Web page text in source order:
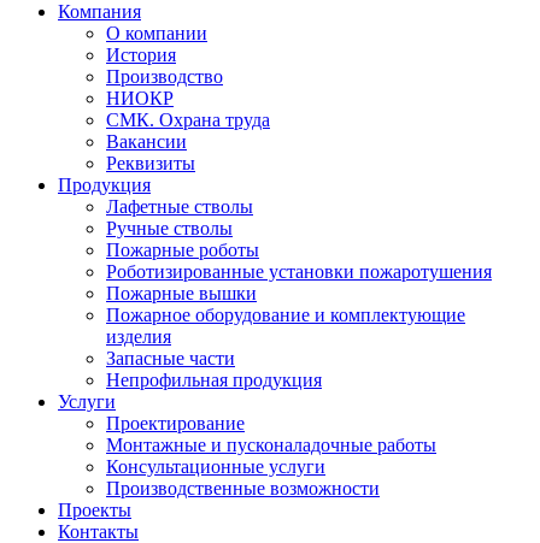
Компания
О компании
История
Производство
НИОКР
СМК. Охрана труда
Вакансии
Реквизиты
Продукция
Лафетные стволы
Ручные стволы
Пожарные роботы
Роботизированные установки пожаротушения
Пожарные вышки
Пожарное оборудование и комплектующие
изделия
Запасные части
Непрофильная продукция
Услуги
Проектирование
Монтажные и пусконаладочные работы
Консультационные услуги
Производственные возможности
Проекты
Контакты